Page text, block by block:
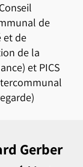
de
et de
de la
et PICS
Gerber